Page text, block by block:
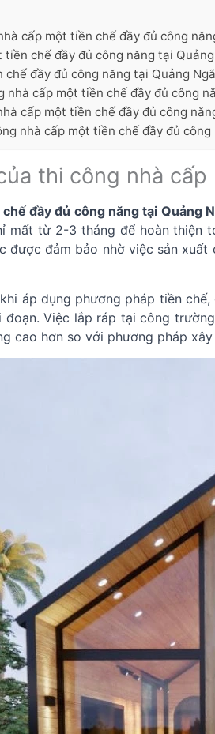
cấp một tiền chế đầy đủ công
chế đầy đủ công năng tại
đầy đủ công năng tại Quảng
nhà cấp một tiền chế đầy đủ công
cấp một tiền chế đầy đủ công
nhà cấp một tiền chế đầy đủ
thi công nhà
đầy đủ công năng tại Quảng
mất từ 2-3 tháng để hoàn thiện
được đảm bảo nhờ việc sản
áp dụng phương pháp tiền
Việc lắp ráp tại công
cao hơn so với phương pháp